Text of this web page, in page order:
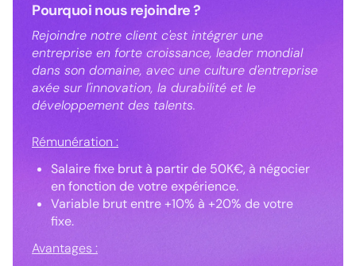
Pourquoi nous rejoindre ?
Rejoindre notre client c'est intégrer une
entreprise en forte croissance, leader mondial
dans son domaine, avec une culture d'entreprise
axée sur l'innovation, la durabilité et le
développement des talents.
Rémunération :
Salaire fixe brut à partir de 50K€, à négocier
en fonction de votre expérience.
Variable brut entre +10% à +20% de votre
fixe.
Avantages :